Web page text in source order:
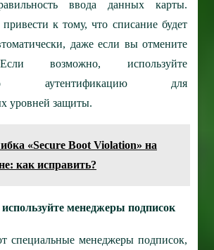
ввода данных карты.
к тому, что списание будет
даже если вы отмените
возможно, используйте
аутентификацию для
уровней защиты.
«Secure Boot Violation» на
как исправить?
менеджеры подписок
специальные менеджеры подписок,